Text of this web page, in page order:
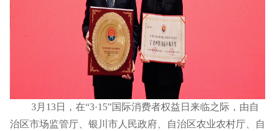
3月13日，在“3·15”国际消费者权益日来临之际，由自
治区市场监管厅、银川市人民政府、自治区农业农村厅、自